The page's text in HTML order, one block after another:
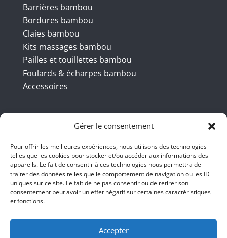
Gérer le consentement
Pour offrir les meilleures expériences, nous utilisons des technologies
telles que les cookies pour stocker et/ou accéder aux informations des
appareils. Le fait de consentir à ces technologies nous permettra de
traiter des données telles que le comportement de navigation ou les ID
uniques sur ce site. Le fait de ne pas consentir ou de retirer son
consentement peut avoir un effet négatif sur certaines caractéristiques
et fonctions.
Accepter
Barrières bambou
Bordures bambou
Claies bambou
Kits massages bambou
Pailles et touillettes bambou
Foulards & écharpes bambou
Accessoires
Coordonnées
BBB INT LTD – RUE DU BAMBOU.COM
145 rue de la République 95100
Argenteuil
bienvenue@ruedubambou.com